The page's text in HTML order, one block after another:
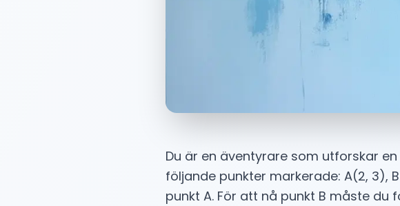
Du är en äventyrare som utforskar
följande punkter markerade: A(2, 3),
punkt A. För att nå punkt B måste du